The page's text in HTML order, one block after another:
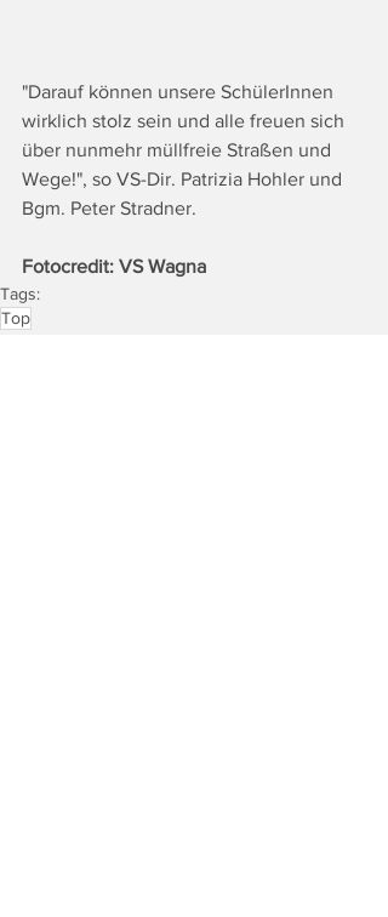
"Darauf können unsere SchülerInnen
wirklich stolz sein und alle freuen sich
über nunmehr müllfreie Straßen und
Wege!", so VS-Dir. Patrizia Hohler und
Bgm. Peter Stradner.
Fotocredit: VS Wagna
Tags:
Top